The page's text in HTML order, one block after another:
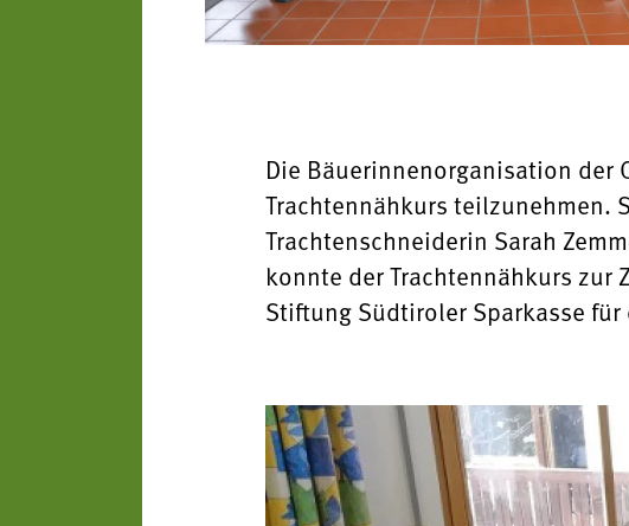
Die Bäuerinnenorganisation der
Trachtennähkurs teilzunehmen.
Trachtenschneiderin Sarah
konnte der Trachtennähkurs zur
Stiftung Südtiroler Sparkasse